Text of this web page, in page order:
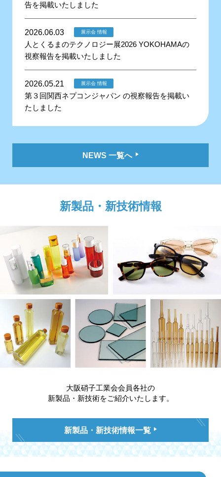
告を掲載いたしました
2026.06.03 展示会 情報
人とくるまのテクノロジー展2026 YOKOHAMAの
視察報告を掲載いたしました
2026.05.21 展示会 情報
第３回関西ネプコンジャパン の視察報告を掲載い
たしました
NEWS 一覧へ
新製品・新技術情報
大阪硝子工業会会員各社の
新製品・新技術をご紹介いたします。
新製品・新技術情報一覧